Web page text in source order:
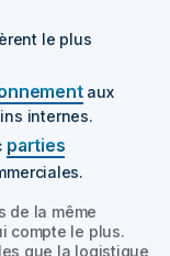
le plus
aux
internes.
parties
de la même
compte le plus.
que la logistique